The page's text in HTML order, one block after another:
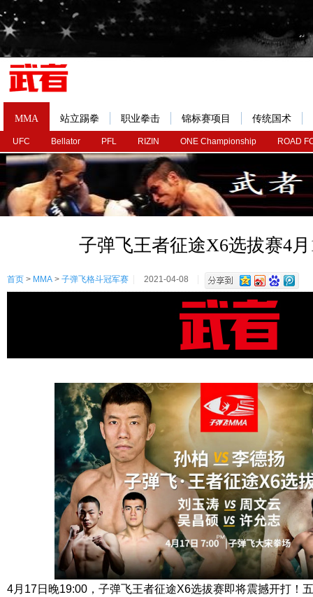
MMA
UFC Bellator PFL RIZIN ONE Championship ROAD
站立踢拳 职业拳击 锦标赛项目 传统国术
子弹飞王者征途X6选拔赛4
首页 > MMA > 子弹飞格斗冠军赛 2021-04-08
4月17日晚19:00，子弹飞王者征途X6选拔赛即将震撼开打！